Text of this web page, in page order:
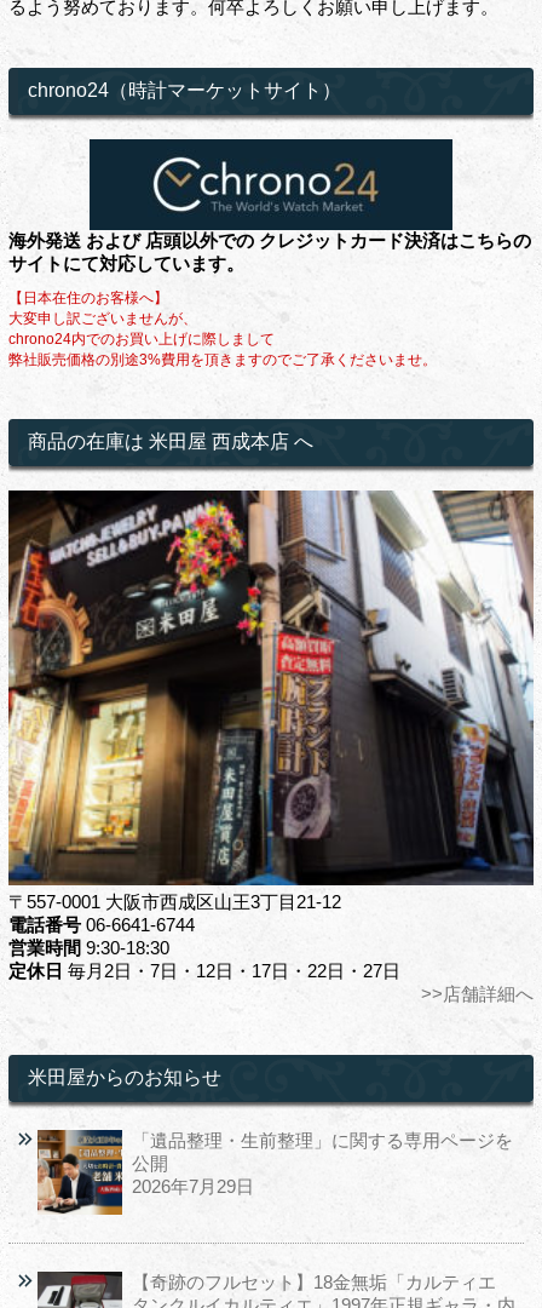
るよう努めております。何卒よろしくお願い申し上げます。
chrono24（時計マーケットサイト）
海外発送 および 店頭以外での クレジットカード決済はこちらの
サイトにて対応しています。
【日本在住のお客様へ】
大変申し訳ございませんが、
chrono24内でのお買い上げに際しまして
弊社販売価格の別途3%費用を頂きますのでご了承くださいませ。
商品の在庫は 米田屋 西成本店 へ
〒557-0001 大阪市西成区山王3丁目21-12
電話番号06-6641-6744
営業時間 9:30-18:30
定休日 毎月2日・7日・12日・17日・22日・27日
>>店舗詳細へ
米田屋からのお知らせ
「遺品整理・生前整理」に関する専用ページを
公開
2026年7月29日
【奇跡のフルセット】18金無垢「カルティエ